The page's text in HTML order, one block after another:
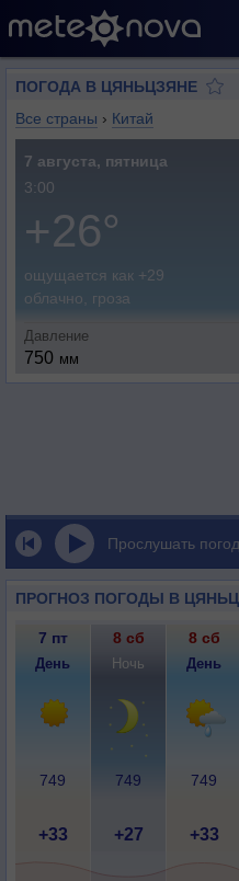
ПОГОДА В ЦЯНЬЦЗЯНЕ
Все страны › Китай
7 августа, пятница
3:00
+26°
ощущается как +29
облачно, гроза
Давление
750 мм
Прослушать
ПРОГНОЗ ПОГОДЫ В
7 пт 8 сб 8 сб
День Ночь День
749 749 749
+33 +27 +33